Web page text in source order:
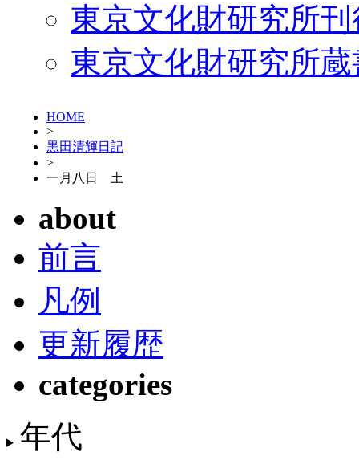
東京文化財研究所
東京文化財研究所
HOME
>
黒田清輝日記
>
一月八日 土
about
前言
凡例
更新履歴
categories
年代